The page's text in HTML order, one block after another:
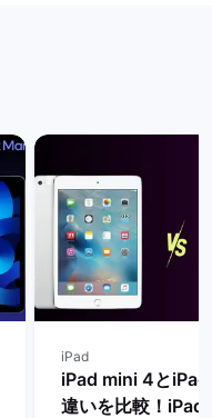
iPad
iPad mini 4と
違いを比較！iPad